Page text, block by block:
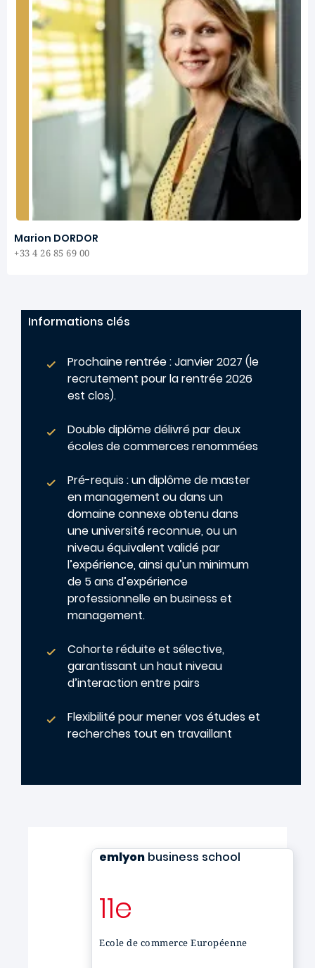
Marion DORDOR
+33 4 26 85 69 00
Informations clés
Prochaine rentrée : Janvier 2027 (le
recrutement pour la rentrée 2026
est clos).
Double diplôme délivré par deux
écoles de commerces renommées
Pré-requis : un diplôme de master
en management ou dans un
domaine connexe obtenu dans
une université reconnue, ou un
niveau équivalent validé par
l’expérience, ainsi qu’un minimum
de 5 ans d’expérience
professionnelle en business et
management.
Cohorte réduite et sélective,
garantissant un haut niveau
d’interaction entre pairs
Flexibilité pour mener vos études et
recherches tout en travaillant
emlyon business school
11e
Ecole de commerce Européenne